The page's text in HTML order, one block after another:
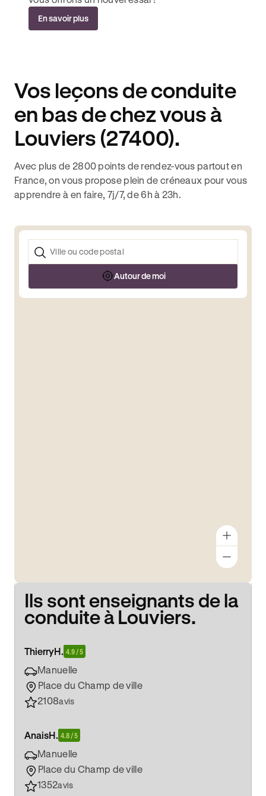
En savoir plus
Vos leçons de conduite
en bas de chez vous à
Louviers (27400).
Avec plus de 2800 points de rendez-vous partout en
France, on vous propose plein de créneaux pour vous
apprendre à en faire, 7j/7, de 6h à 23h.
Autour de moi
Ils sont enseignants de la
conduite à Louviers.
ThierryH. 4.9 / 5
Manuelle
Place du Champ de ville
2108avis
AnaisH. 4.8 / 5
Manuelle
Place du Champ de ville
1352avis